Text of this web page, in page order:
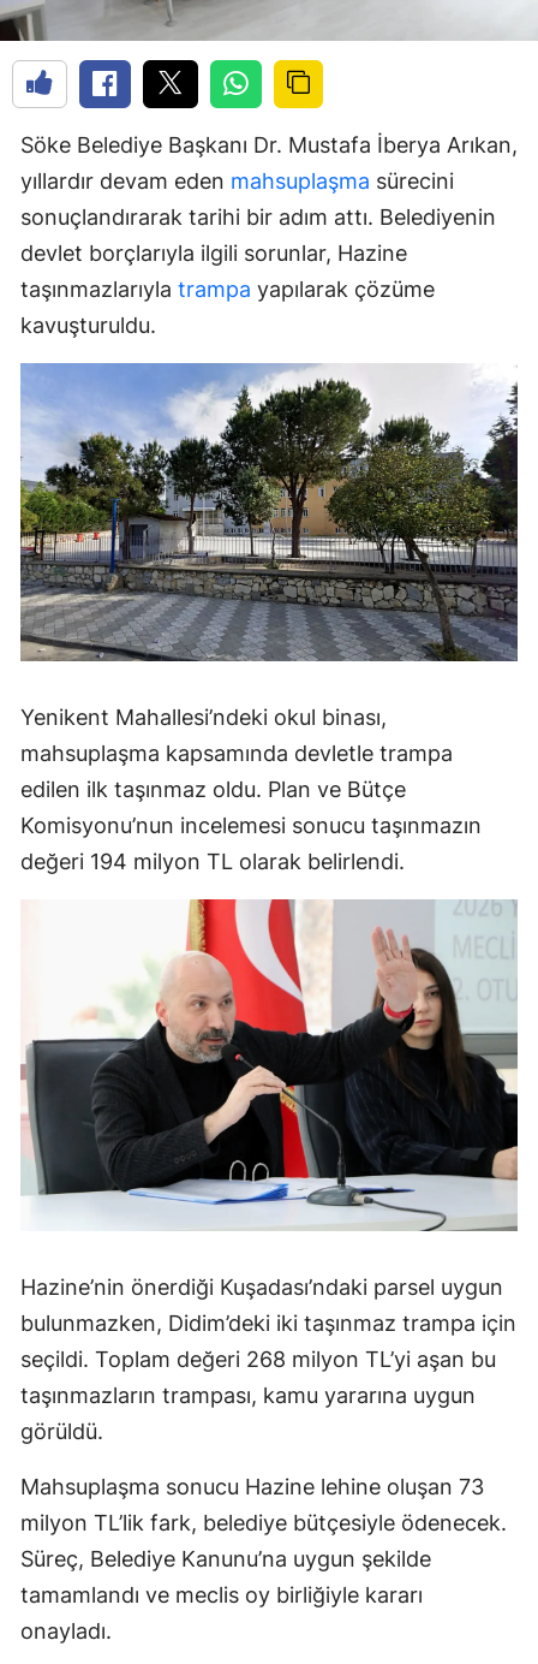
Söke Belediye Başkanı Dr. Mustafa İberya Arıkan,
yıllardır devam eden mahsuplaşma sürecini
sonuçlandırarak tarihi bir adım attı. Belediyenin
devlet borçlarıyla ilgili sorunlar, Hazine
taşınmazlarıyla trampa yapılarak çözüme
kavuşturuldu.
Yenikent Mahallesi’ndeki okul binası,
mahsuplaşma kapsamında devletle trampa
edilen ilk taşınmaz oldu. Plan ve Bütçe
Komisyonu’nun incelemesi sonucu taşınmazın
değeri 194 milyon TL olarak belirlendi.
Hazine’nin önerdiği Kuşadası’ndaki parsel uygun
bulunmazken, Didim’deki iki taşınmaz trampa için
seçildi. Toplam değeri 268 milyon TL’yi aşan bu
taşınmazların trampası, kamu yararına uygun
görüldü.
Mahsuplaşma sonucu Hazine lehine oluşan 73
milyon TL’lik fark, belediye bütçesiyle ödenecek.
Süreç, Belediye Kanunu’na uygun şekilde
tamamlandı ve meclis oy birliğiyle kararı
onayladı.